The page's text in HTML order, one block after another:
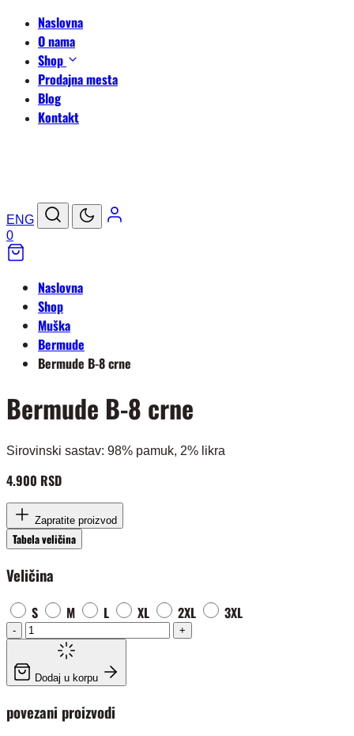
Naslovna
O nama
Shop
Prodajna mesta
Blog
Kontakt
ENG
0
Naslovna
Shop
Muška
Bermude
Bermude B-8 crne
Bermude B-8 crne
Sirovinski sastav: 98% pamuk, 2% likra
4.900 RSD
Zapratite proizvod
Tabela veličina
Veličina
S M L XL 2XL 3XL
- +
Dodaj u korpu
povezani proizvodi